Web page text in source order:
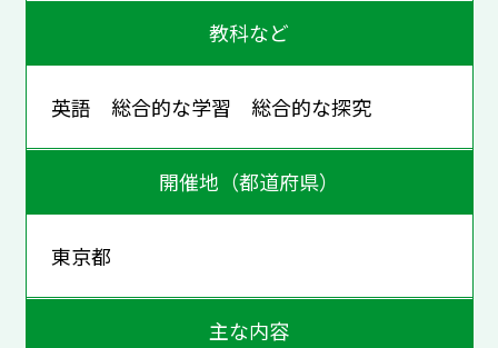
教科など
英語 総合的な学習 総合的な探究
開催地（都道府県）
東京都
主な内容